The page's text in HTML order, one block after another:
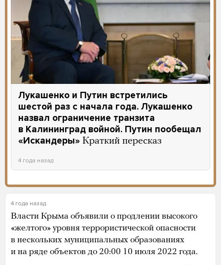
Лукашенко и Путин встретились
шестой раз с начала года. Лукашенко
назвал ограничение транзита
в Калининград войной. Путин пообещал
«Искандеры» Краткий пересказ
4 года назад
4 года назад
Власти Крыма объявили о продлении высокого
«желтого» уровня террористической опасности
в нескольких муниципальных образованиях
и на ряде объектов до 20:00 10 июля 2022 года.